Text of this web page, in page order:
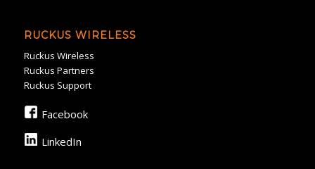
RUCKUS WIRELESS
Ruckus Wireless
Ruckus Partners
Ruckus Support
Facebook
LinkedIn